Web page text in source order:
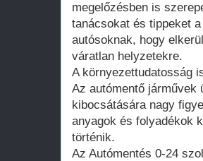
megelőzésben is
tanácsokat és tippeket
autósoknak, hogy
váratlan helyzetekre.
A környezettudatosság
Az autómentő járművek
kibocsátására nagy
anyagok és folyadékok
történik.
Az Autómentés 0-24